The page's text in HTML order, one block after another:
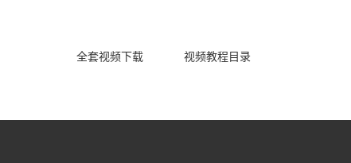
全套视频下载 视频教程目录